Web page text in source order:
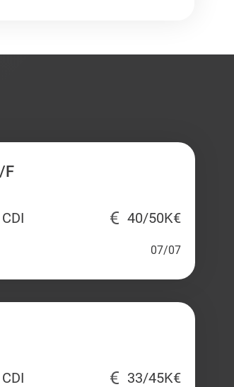
F
CDI
40/50K€
07/07
CDI
33/45K€